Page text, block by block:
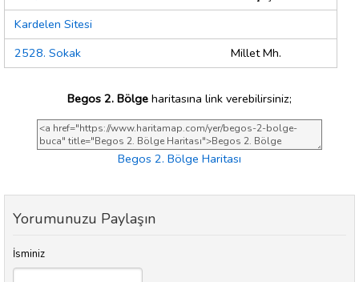
Kardelen Sitesi
2528. Sokak
Millet Mh.
Begos 2. Bölge haritasına link verebilirsiniz;
Begos 2. Bölge Haritası
Yorumunuzu Paylaşın
İsminiz